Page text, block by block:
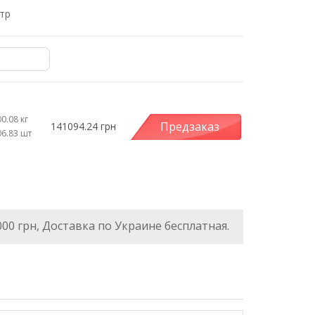
кг
шт
141094.24 грн Предзаказ
грн, Доставка по Украине бесплатная.